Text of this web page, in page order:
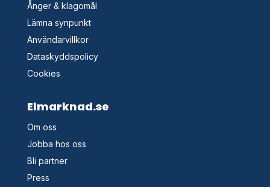
Ånger & klagomål
Lämna synpunkt
Användarvillkor
Dataskyddspolicy
Cookies
Elmarknad.se
Om oss
Jobba hos oss
Bli partner
Press